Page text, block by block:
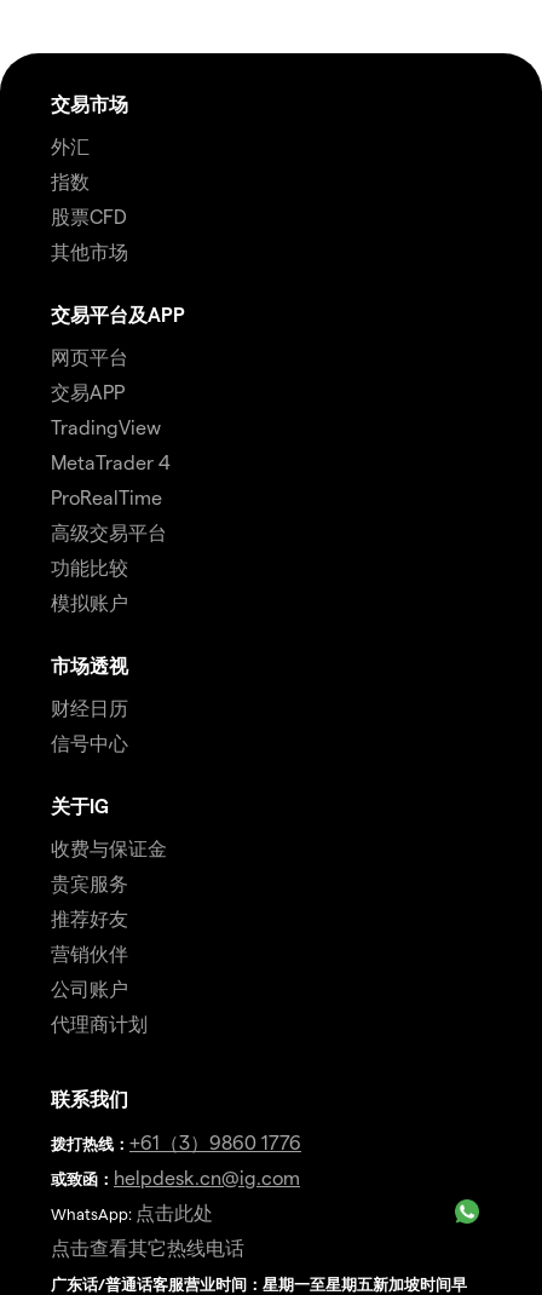
交易市场
外汇
指数
股票CFD
其他市场
交易平台及APP
网页平台
交易APP
TradingView
MetaTrader 4
ProRealTime
高级交易平台
功能比较
模拟账户
市场透视
财经日历
信号中心
关于IG
收费与保证金
贵宾服务
推荐好友
营销伙伴
公司账户
代理商计划
联系我们
拨打热线 ： +61（3）9860 1776
或致函： helpdesk.cn@ig.com
WhatsApp: 点击此处
点击查看其它热线电话
广东话/普通话客服营业时间：星期一至星期五新加坡时间早